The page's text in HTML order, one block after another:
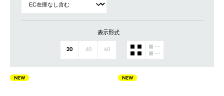
表示形式
20 40 60
NEW NEW